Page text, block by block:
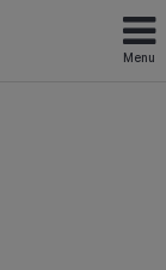
Menu